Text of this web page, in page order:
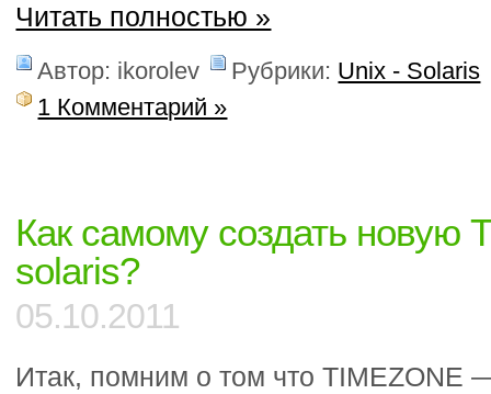
Читать полностью »
Автор: ikorolev Рубрики: Unix - Solaris
1 Комментарий »
Как самому создать новую
solaris?
05.10.2011
Итак, помним о том что TIMEZONE